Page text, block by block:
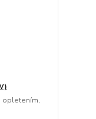
opletením,